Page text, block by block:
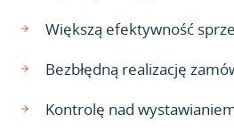
Większą efektywność
Bezbłędną realizację
Kontrolę nad